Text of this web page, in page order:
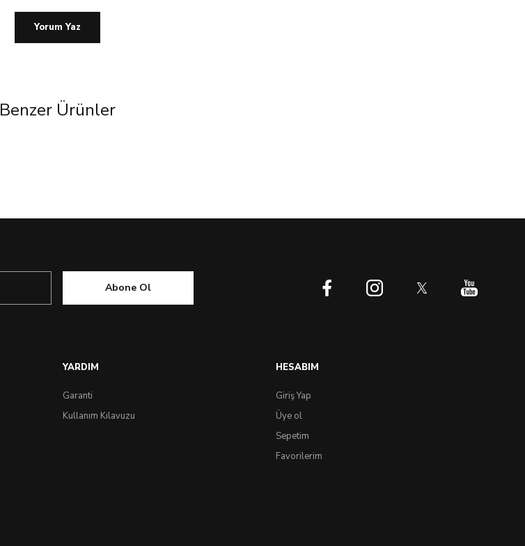
Yorum Yaz
Benzer Ürünler
Abone Ol
YARDIM
Garanti
Kullanım Kılavuzu
HESABIM
Giriş Yap
Üye ol
Sepetim
Favorilerim